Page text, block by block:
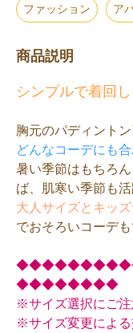
ファッション ア
商品説明
シンプルで着回
胸元のパディント
どんなコーデにも
暑い季節はもちろ
ば、肌寒い季節も活
大人サイズとキッ
でおそろいコーデ
◆◆◆◆◆◆◆◆
※サイズ選択にご注
※サイズ変更による